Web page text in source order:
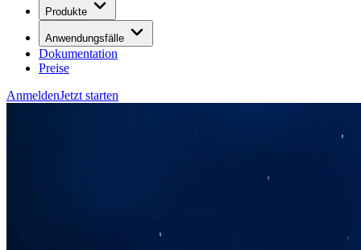
Produkte
Anwendungsfälle
Dokumentation
Preise
AnmeldenJetzt starten